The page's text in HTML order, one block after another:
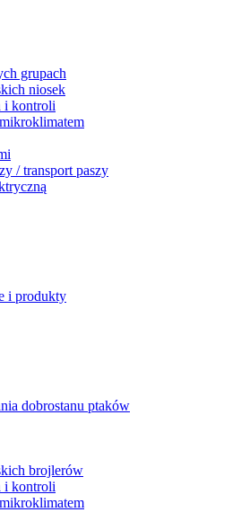
grupach
niosek
i kontroli
/ transport paszy
i produkty
dobrostanu ptaków
brojlerów
i kontroli